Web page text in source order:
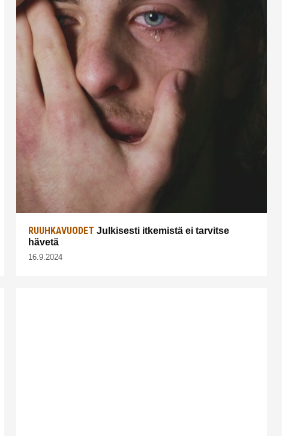
RUUHKAVUODET Julkisesti itkemistä ei tarvitse
hävetä
16.9.2024